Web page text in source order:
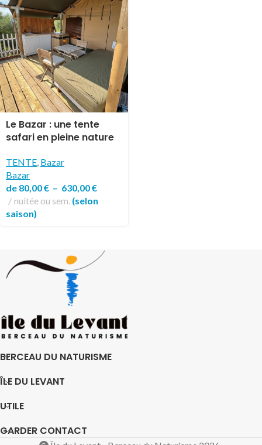
Le Bazar : une tente
safari en pleine nature
TENTE Bazar
Bazar
de 80,00€ – 630,00€
nuitée ou sem. (selon
saison)
BERCEAU DU NATURISME
ÎLE DU LEVANT
UTILE
GARDER CONTACT